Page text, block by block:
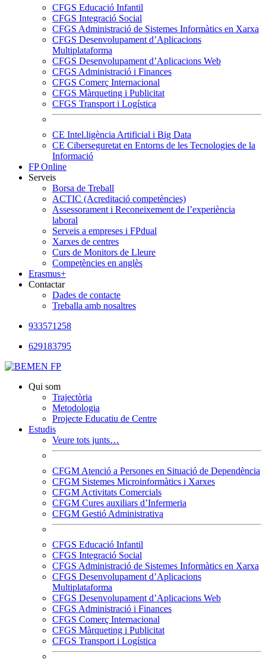
CFGS Educació Infantil
CFGS Integració Social
CFGS Administració de Sistemes Informàtics en Xarxa
CFGS Desenvolupament d’Aplicacions
Multiplataforma
CFGS Desenvolupament d’Aplicacions Web
CFGS Administració i Finances
CFGS Comerç Internacional
CFGS Màrqueting i Publicitat
CFGS Transport i Logística
CE Intel.ligència Artificial i Big Data
CE Ciberseguretat en Entorns de les Tecnologies de la
Informació
FP Online
Serveis
Borsa de Treball
ACTIC (Acreditació competències)
Assessorament i Reconeixement de l’experiència
laboral
Serveis a empreses i FPdual
Xarxes de centres
Curs de Monitors de Lleure
Competències en anglès
Erasmus+
Contactar
Dades de contacte
Treballa amb nosaltres
933571258
629183795
Qui som
Trajectòria
Metodologia
Projecte Educatiu de Centre
Estudis
Veure tots junts…
CFGM Atenció a Persones en Situació de Dependència
CFGM Sistemes Microinformàtics i Xarxes
CFGM Activitats Comercials
CFGM Cures auxiliars d’Infermeria
CFGM Gestió Administrativa
CFGS Educació Infantil
CFGS Integració Social
CFGS Administració de Sistemes Informàtics en Xarxa
CFGS Desenvolupament d’Aplicacions
Multiplataforma
CFGS Desenvolupament d’Aplicacions Web
CFGS Administració i Finances
CFGS Comerç Internacional
CFGS Màrqueting i Publicitat
CFGS Transport i Logística